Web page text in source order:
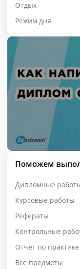
Отдых
Режим дня
Поможем
Дипломные
Курсовые работы
Рефераты
Контрольные
Отчет по практике
Все предметы